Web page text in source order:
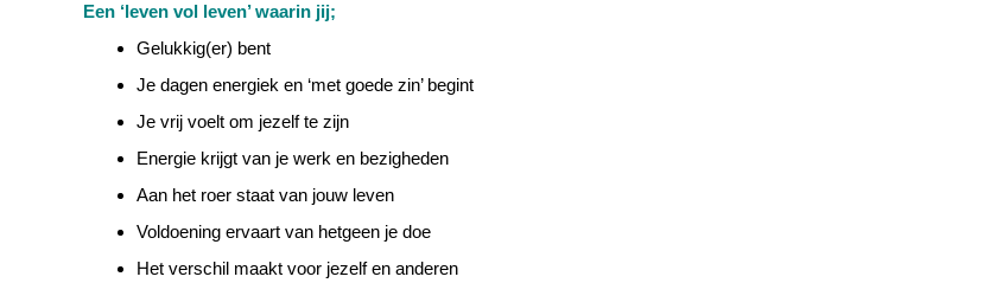
Een ‘leven vol leven’ waarin jij;
Gelukkig(er) bent
Je dagen energiek en ‘met goede zin’ begint
Je vrij voelt om jezelf te zijn
Energie krijgt van je werk en bezigheden
Aan het roer staat van jouw leven
Voldoening ervaart van hetgeen je doe
Het verschil maakt voor jezelf en anderen